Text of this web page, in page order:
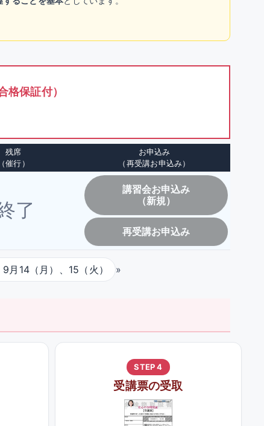
格保証付）
残席
（催行）
お申込み
（再受講お申込み）
了
講習会お申込み
（新規）
再受講お申込み
月14（月）、15（火） »
STEP 4
受講票の受取